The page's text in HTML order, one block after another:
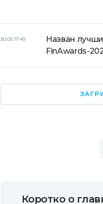
30.03 17:49
Назван
FinAwards-
Коротко о